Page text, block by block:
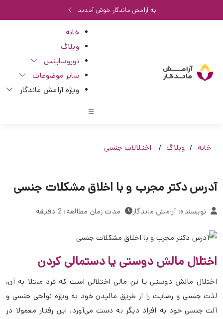
به آرامش ماندگار خوش آمدید
خانه
وبلاگ
نوروساینس
سایر موضوعات
ویژه آرامش ماندگار
خانه وبلاگ اختلالات جنسی
آدرس دکتر مجرب و با اخلاق مشکلات جنسی
نویسنده: آرامش ماندگار مدت زمان مطالعه: 2 دقیقه
اختلال مالش دوستی یا دستمالی کردن
اختلال مالش دوستی یا تن مالی اختلالی است که فرد مبتلا به آن،
لذت جنسی و رضایت را از طریق مالیدن خود به ویژه نواحی جنسی و
آلت جنسی خود به افراد دیگر به دست می‌آورد. این رفتار معمولا در